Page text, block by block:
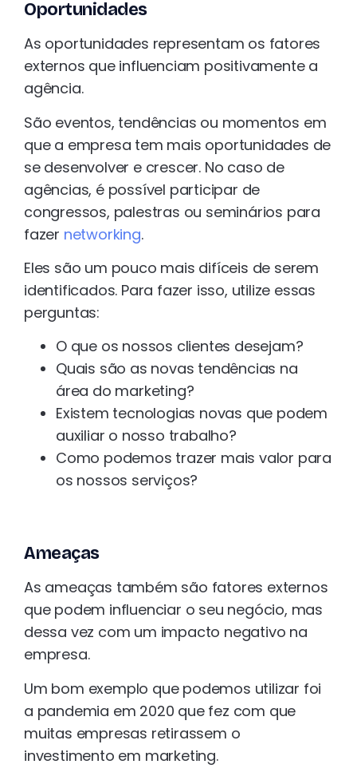
Oportunidades
As oportunidades representam os fatores
externos que influenciam positivamente a
agência.
São eventos, tendências ou momentos em
que a empresa tem mais oportunidades de
se desenvolver e crescer. No caso de
agências, é possível participar de
congressos, palestras ou seminários para
fazer networking.
Eles são um pouco mais difíceis de serem
identificados. Para fazer isso, utilize essas
perguntas:
O que os nossos clientes desejam?
Quais são as novas tendências na
área do marketing?
Existem tecnologias novas que podem
auxiliar o nosso trabalho?
Como podemos trazer mais valor para
os nossos serviços?
Ameaças
As ameaças também são fatores externos
que podem influenciar o seu negócio, mas
dessa vez com um impacto negativo na
empresa.
Um bom exemplo que podemos utilizar foi
a pandemia em 2020 que fez com que
muitas empresas retirassem o
investimento em marketing.